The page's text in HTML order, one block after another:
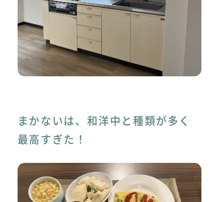
まかないは、和洋中と種類が多く
最高すぎた！